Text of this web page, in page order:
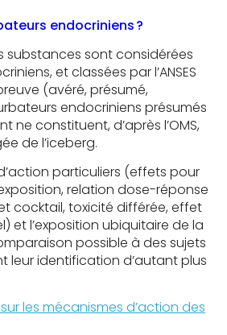
endocriniens ?
substances sont considérées
et classées par l’ANSES
(avéré, présumé,
endocriniens présumés
ne constituent, d’après l’OMS,
de l’iceberg.
particuliers (effets pour
relation dose-réponse
cocktail, toxicité différée, effet
et l’exposition ubiquitaire de la
possible à des sujets
leur identification d’autant plus
les mécanismes d’action des